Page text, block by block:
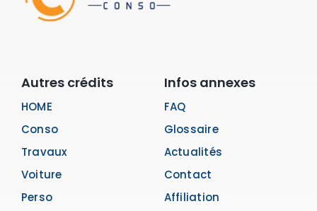
Autres crédits
HOME
Conso
Travaux
Voiture
Perso
Infos annexes
FAQ
Glossaire
Actualités
Contact
Affiliation